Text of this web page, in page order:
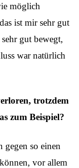
möglich
ist mir sehr gut
gut bewegt,
war natürlich
trotzdem
zum Beispiel?
gegen so einen
vor allem